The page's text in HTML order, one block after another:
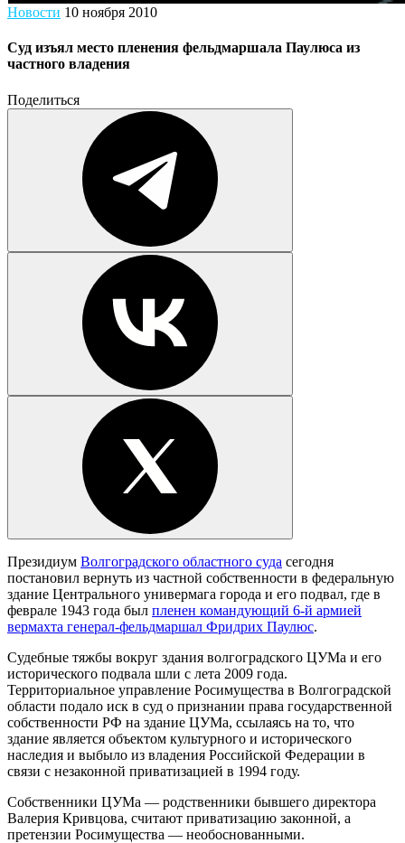
Новости 10 ноября 2010
Суд изъял место пленения фельдмаршала Паулюса из
частного владения
Поделиться
Президиум Волгоградского областного суда сегодня
постановил вернуть из частной собственности в федеральную
здание Центрального универмага города и его подвал, где в
феврале 1943 года был пленен командующий 6-й армией
вермахта генерал-фельдмаршал Фридрих Паулюс.
Судебные тяжбы вокруг здания волгоградского ЦУМа и его
исторического подвала шли с лета 2009 года.
Территориальное управление Росимущества в Волгоградской
области подало иск в суд о признании права государственной
собственности РФ на здание ЦУМа, ссылаясь на то, что
здание является объектом культурного и исторического
наследия и выбыло из владения Российской Федерации в
связи с незаконной приватизацией в 1994 году.
Собственники ЦУМа — родственники бывшего директора
Валерия Кривцова, считают приватизацию законной, а
претензии Росимущества — необоснованными.